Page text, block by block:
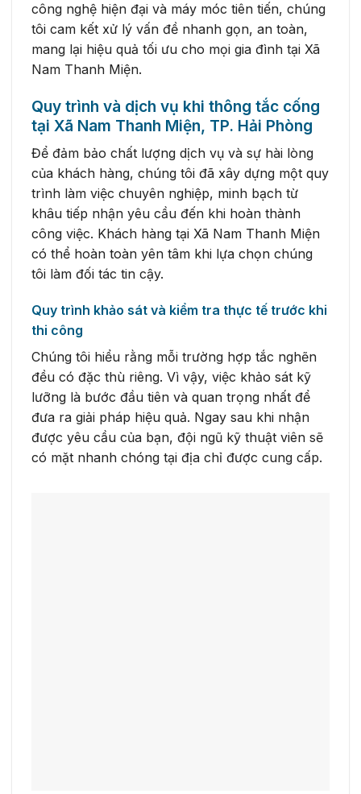
công nghệ hiện đại và máy móc tiên tiến, chúng
tôi cam kết xử lý vấn đề nhanh gọn, an toàn,
mang lại hiệu quả tối ưu cho mọi gia đình tại Xã
Nam Thanh Miện.
Quy trình và dịch vụ khi thông tắc cống
tại Xã Nam Thanh Miện, TP. Hải Phòng
Để đảm bảo chất lượng dịch vụ và sự hài lòng
của khách hàng, chúng tôi đã xây dựng một quy
trình làm việc chuyên nghiệp, minh bạch từ
khâu tiếp nhận yêu cầu đến khi hoàn thành
công việc. Khách hàng tại Xã Nam Thanh Miện
có thể hoàn toàn yên tâm khi lựa chọn chúng
tôi làm đối tác tin cậy.
Quy trình khảo sát và kiểm tra thực tế trước khi
thi công
Chúng tôi hiểu rằng mỗi trường hợp tắc nghẽn
đều có đặc thù riêng. Vì vậy, việc khảo sát kỹ
lưỡng là bước đầu tiên và quan trọng nhất để
đưa ra giải pháp hiệu quả. Ngay sau khi nhận
được yêu cầu của bạn, đội ngũ kỹ thuật viên sẽ
có mặt nhanh chóng tại địa chỉ được cung cấp.